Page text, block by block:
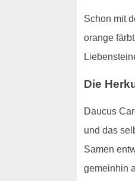
Schon mit
orange
Die
Daucus
und das
Samen
gemeinhin